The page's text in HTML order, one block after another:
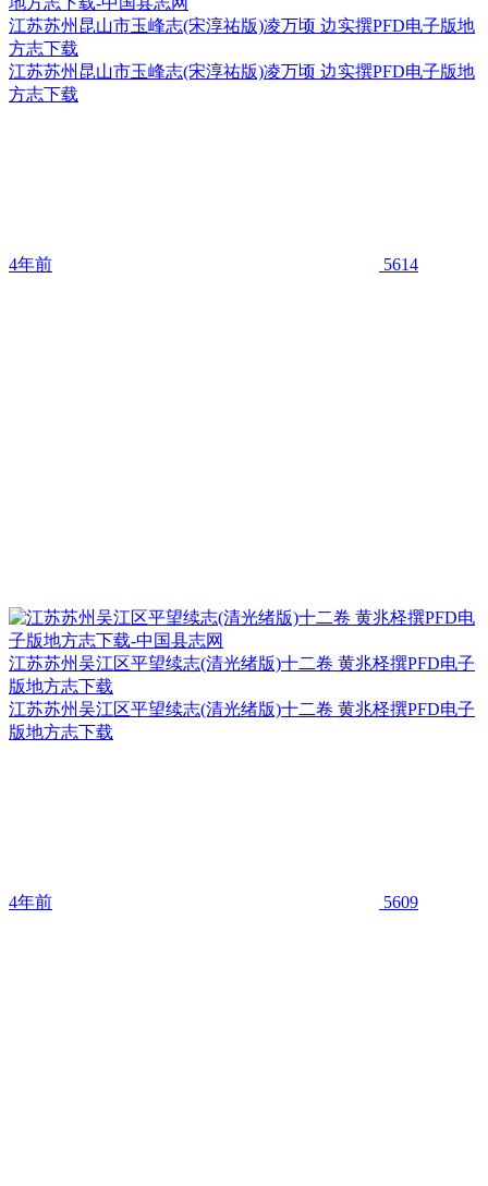
江苏苏州昆山市玉峰志(宋淳祐版)凌万顷 边实撰PFD电子版地
方志下载
江苏苏州昆山市玉峰志(宋淳祐版)凌万顷 边实撰PFD电子版地
方志下载
4年前 5614
江苏苏州吴江区平望续志(清光绪版)十二卷 黄兆柽撰PFD电子
版地方志下载
江苏苏州吴江区平望续志(清光绪版)十二卷 黄兆柽撰PFD电子
版地方志下载
4年前 5609